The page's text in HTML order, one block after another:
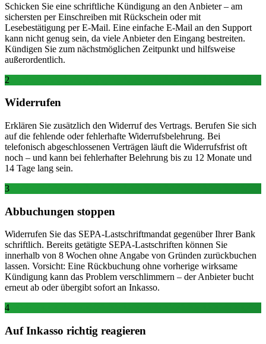
Schicken Sie eine schriftliche Kündigung an den Anbieter – am
sichersten per Einschreiben mit Rückschein oder mit
Lesebestätigung per E-Mail. Eine einfache E-Mail an den Support
kann nicht genug sein, da viele Anbieter den Eingang bestreiten.
Kündigen Sie zum nächstmöglichen Zeitpunkt und hilfsweise
außerordentlich.
2
Widerrufen
Erklären Sie zusätzlich den Widerruf des Vertrags. Berufen Sie sich
auf die fehlende oder fehlerhafte Widerrufsbelehrung. Bei
telefonisch abgeschlossenen Verträgen läuft die Widerrufsfrist oft
noch – und kann bei fehlerhafter Belehrung bis zu 12 Monate und
14 Tage lang sein.
3
Abbuchungen stoppen
Widerrufen Sie das SEPA-Lastschriftmandat gegenüber Ihrer Bank
schriftlich. Bereits getätigte SEPA-Lastschriften können Sie
innerhalb von 8 Wochen ohne Angabe von Gründen zurückbuchen
lassen. Vorsicht: Eine Rückbuchung ohne vorherige wirksame
Kündigung kann das Problem verschlimmern – der Anbieter bucht
erneut ab oder übergibt sofort an Inkasso.
4
Auf Inkasso richtig reagieren